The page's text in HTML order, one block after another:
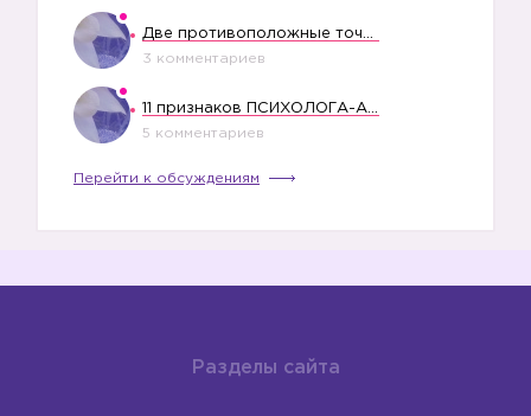
3 комментариев
5 комментариев
Перейти к обсуждениям
Разделы сайта